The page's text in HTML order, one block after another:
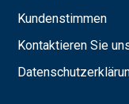
Kundenstimmen
Kontaktieren Sie